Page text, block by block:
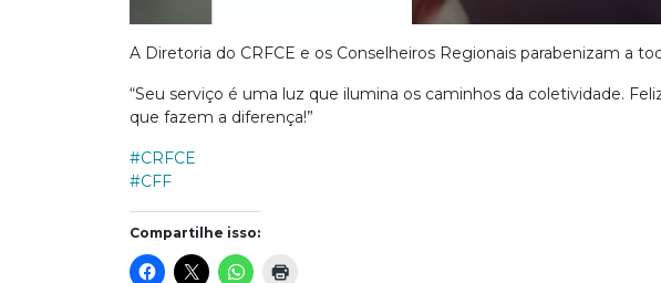
A Diretoria do CRFCE e os Conselheiros Regionais parabenizam a
“Seu serviço é uma luz que ilumina os caminhos da coletividade.
que fazem a diferença!”
#CRFCE
#CFF
Compartilhe isso: